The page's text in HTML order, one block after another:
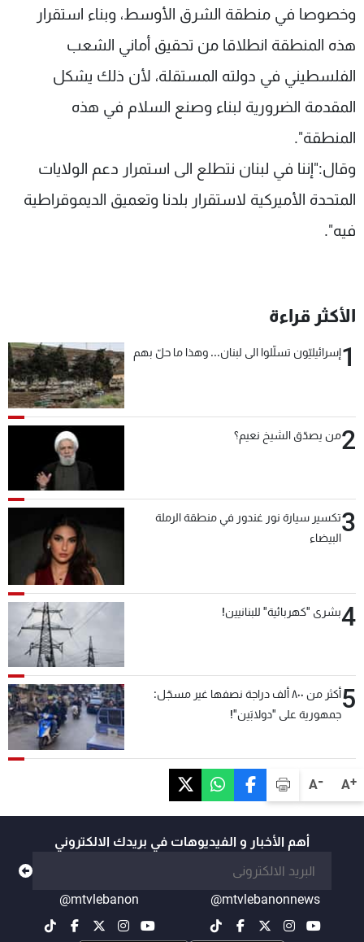
A+
A-
وخصوصا في منطقة الشرق الأوسط، وبناء استقرار
هذه المنطقة انطلاقا من تحقيق أماني الشعب
الفلسطيني في دولته المستقلة، لأن ذلك يشكل
المقدمة الضرورية لبناء وصنع السلام في هذه
المنطقة".
وقال:"إننا في لبنان نتطلع الى استمرار دعم الولايات
المتحدة الأميركية لاستقرار بلدنا وتعميق الديموقراطية
فيه".
الأكثر قراءة
1إسرائيليّون تسلّلوا الى لبنان... وهذا ما حلّ بهم
2من يصدّق الشيخ نعيم؟
3تكسير سيارة نور غندور في منطقة الرملة
البيضاء
4بشرى "كهربائية" للبنانيين!
5
أكثر من ٨٠٠ ألف دراجة نصفها غير مسجّل:
جمهورية على "دولابَين"!
أهم الأخبار و الفيديوهات في بريدك الالكتروني
@mtvlebanonnews
@mtvlebanon